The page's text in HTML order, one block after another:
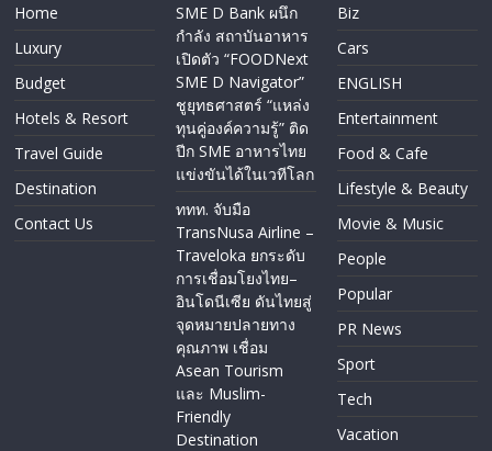
Home
Luxury
Budget
Hotels & Resort
Travel Guide
Destination
Contact Us
SME D Bank ผนึก
กำลัง สถาบันอาหาร
เปิดตัว “FOODNext
SME D Navigator”
ชูยุทธศาสตร์ “แหล่ง
ทุนคู่องค์ความรู้” ติด
ปีก SME อาหารไทย
แข่งขันได้ในเวทีโลก
ททท. จับมือ
TransNusa Airline –
Traveloka ยกระดับ
การเชื่อมโยงไทย–
อินโดนีเซีย ดันไทยสู่
จุดหมายปลายทาง
คุณภาพ เชื่อม
Asean Tourism
และ Muslim-
Friendly
Destination
Biz
Cars
ENGLISH​
Entertainment
Food & Cafe
Lifestyle & Beauty
Movie & Music
People
Popular
PR News
Sport
Tech
Vacation